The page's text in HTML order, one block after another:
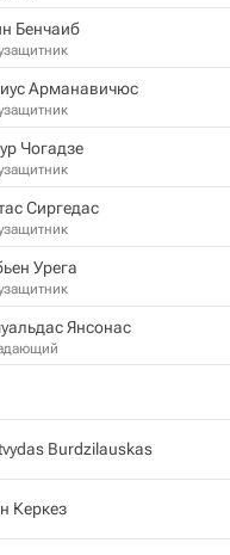
Бенчаиб
Арманавичюс
Чогадзе
Сиргедас
Урега
Янсонас
Burdzilauskas
Керкез